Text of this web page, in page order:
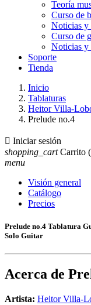
Teoría
Curso de
Noticias y
Curso de
Noticias y
Soporte
Tienda
Inicio
Tablaturas
Heitor Villa-
Prelude no.4
 Iniciar sesión
shopping_cart Carrito
menu
Visión general
Catálogo
Precios
Prelude no.4 Tablatura
Solo Guitar
Acerca de
Artista: Heitor Villa-